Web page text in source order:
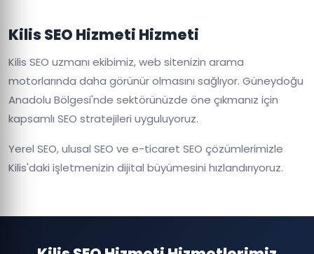
Kilis SEO Hizmeti Hizmeti
Kilis SEO uzmanı ekibimiz, web sitenizin arama
motorlarında daha görünür olmasını sağlıyor. Güneydoğu
Anadolu Bölgesi'nde sektörünüzde öne çıkmanız için
kapsamlı SEO stratejileri uyguluyoruz.
Yerel SEO, ulusal SEO ve e-ticaret SEO çözümlerimizle
Kilis'daki işletmenizin dijital büyümesini hızlandırıyoruz.